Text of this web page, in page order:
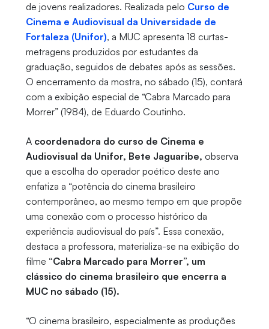
de jovens realizadores. Realizada pelo Curso de
Cinema e Audiovisual da Universidade de
Fortaleza (Unifor), a MUC apresenta 18 curtas-
metragens produzidos por estudantes da
graduação, seguidos de debates após as sessões.
O encerramento da mostra, no sábado (15), contará
com a exibição especial de “Cabra Marcado para
Morrer” (1984), de Eduardo Coutinho.
A coordenadora do curso de Cinema e
Audiovisual da Unifor, Bete Jaguaribe, observa
que a escolha do operador poético deste ano
enfatiza a “potência do cinema brasileiro
contemporâneo, ao mesmo tempo em que propõe
uma conexão com o processo histórico da
experiência audiovisual do país”. Essa conexão,
destaca a professora, materializa-se na exibição do
filme “Cabra Marcado para Morrer”, um
clássico do cinema brasileiro que encerra a
MUC no sábado (15).
“O cinema brasileiro, especialmente as produções